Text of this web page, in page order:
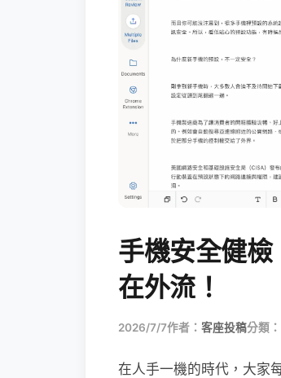
手機安全健
在外流！
2026/7/7作者： 客座投稿分類：
在人手一機的時代，大家